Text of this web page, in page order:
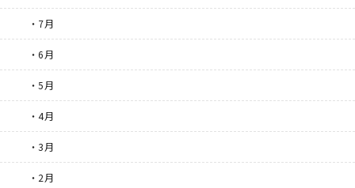
・7月
・6月
・5月
・4月
・3月
・2月